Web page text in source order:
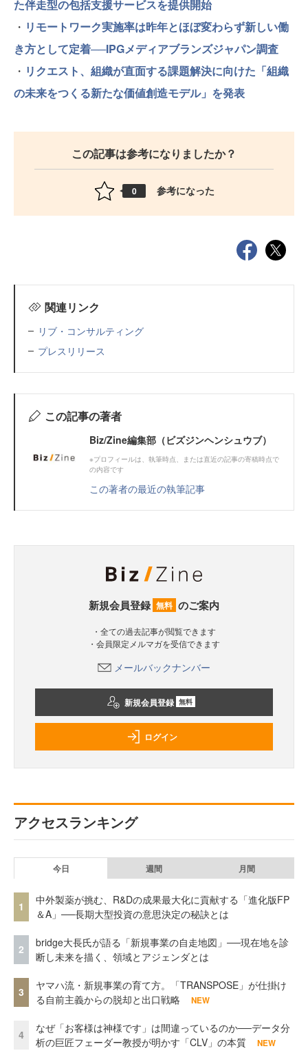
た伴走型の包括支援サービスを提供開始
・ リモートワーク実施率は昨年とほぼ変わらず新しい働
き方として定着──IPGメディアブランズジャパン調査
・ リクエスト、組織が直面する課題解決に向けた「組織
の未来をつくる新たな価値創造モデル」を発表
この記事は参考になりましたか？
0 参考になった
関連リンク
リブ・コンサルティング
プレスリリース
この記事の著者
Biz/Zine編集部（ビズジンヘンシュウブ）
※プロフィールは、執筆時点、または直近の記事の寄稿時点で
の内容です
この著者の最近の執筆記事
新規会員登録 無料 のご案内
・全ての過去記事が閲覧できます
・会員限定メルマガを受信できます
メールバックナンバー
新規会員登録 無料
ログイン
アクセスランキング
今日 週間 月間
1
中外製薬が挑む、R&Dの成果最大化に貢献する「進化版FP
＆A」──長期大型投資の意思決定の秘訣とは
2
bridge大長氏が語る「新規事業の自走地図」──現在地を診
断し未来を描く、領域とアジェンダとは
3
ヤマハ流・新規事業の育て方。「TRANSPOSE」が仕掛け
る自前主義からの脱却と出口戦略
NEW
4
なぜ「お客様は神様です」は間違っているのか──データ分
析の巨匠フェーダー教授が明かす「CLV」の本質
NEW